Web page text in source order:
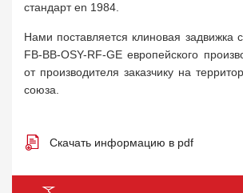
стандарт en 1984.
Нами поставляется клиновая задвижка
FB-BB-OSY-RF-GE европейского
от производителя заказчику на
союза.
Скачать информацию в pdf